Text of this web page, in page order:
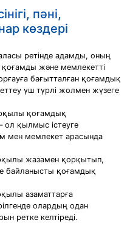
пәні,
көздері
ретінде адамды, оның
және мемлекетті
бағытталған қоғамдық
үш түрлі жолмен жүзеге
қоғамдық
ол қылмыс істеуге
мен мемлекет арасында
жазамен қорқытып,
байланысты қоғамдық
азаматтарға
олардың одан
ретке келтіреді.